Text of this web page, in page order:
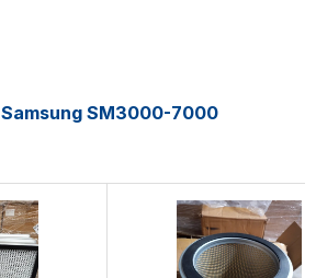
Samsung SM3000-7000